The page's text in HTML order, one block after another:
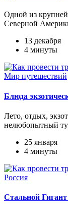
Одной из
Северной
13 декабря
4 минуты
Мир путешествий
Блюда
Лето, отдых,
нелюбопытный
25 января
4 минуты
Россия
Стальной